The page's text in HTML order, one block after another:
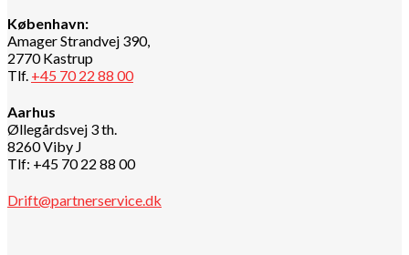
København:
Amager Strandvej 390,
2770 Kastrup
Tlf. +45 70 22 88 00
Aarhus
Øllegårdsvej 3 th.
8260 Viby J
Tlf: +45 70 22 88 00
Drift@partnerservice.dk